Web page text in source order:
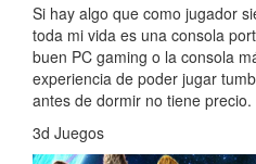
Si hay algo que como jugador
toda mi vida es una consola
buen PC gaming o la consola
experiencia de poder jugar
antes de dormir no tiene
3d Juegos